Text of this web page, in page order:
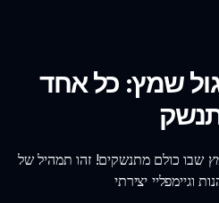
שמץ: כל אחד
שבו כולם מתנשקים! זהו תמהיל של